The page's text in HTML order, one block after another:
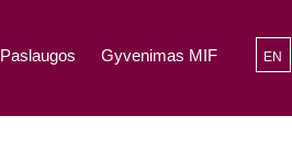
Paslaugos Gyvenimas MIF EN